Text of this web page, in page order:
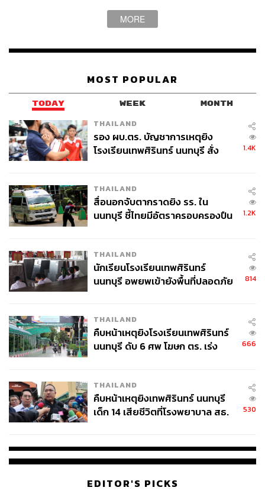
MORE
MOST POPULAR
TODAY WEEK MONTH
THAILAND
รอง ผบ.ตร. บัญชาการเหตุยิง
โรงเรียนเทพศิรินทร์ นนทบุรี สั่ง
1.4K
THAILAND
สื่อนอกจับตากราดยิง รร. ใน
นนทบุรี ชี้ไทยมีอัตราครอบครองปืน
1.2K
THAILAND
นักเรียนโรงเรียนเทพศิรินทร์
นนทบุรี อพยพเข้ายังพื้นที่ปลอดภัย
814
THAILAND
คืบหน้าเหตุยิงโรงเรียนเทพศิรินทร์
นนทบุรี ดับ 6 ศพ โฆษก ตร. เร่ง
666
THAILAND
คืบหน้าเหตุยิงเทพศิรินทร์ นนทบุรี
เด็ก 14 เสียชีวิตที่โรงพยาบาล สธ.
530
EDITOR'S PICKS